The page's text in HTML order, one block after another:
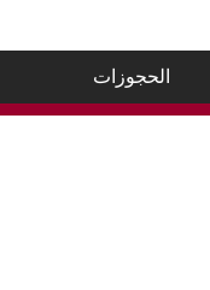
الحجوزات